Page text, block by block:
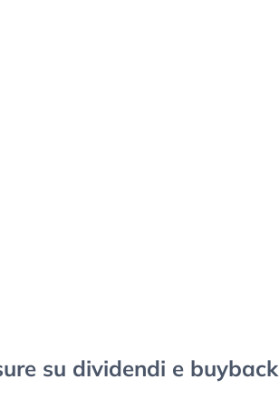
su dividendi e buyback